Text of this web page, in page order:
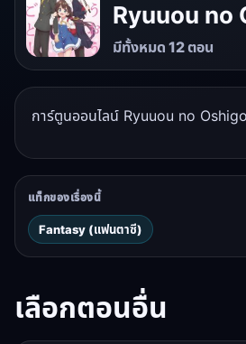
Ryuuou no
มีทั้งหมด 12 ตอน
การ์ตูนออนไลน์ Ryuuou no
แท็กของเรื่องนี้
Fantasy (แฟนตาซี)
เลือกตอนอื่น